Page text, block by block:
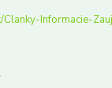
Informacie-